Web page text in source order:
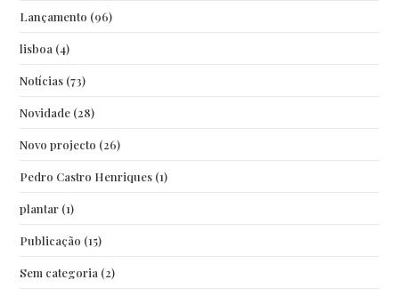
Lançamento (96)
lisboa (4)
Notícias (73)
Novidade (28)
Novo projecto (26)
Pedro Castro Henriques (1)
plantar (1)
Publicação (15)
Sem categoria (2)